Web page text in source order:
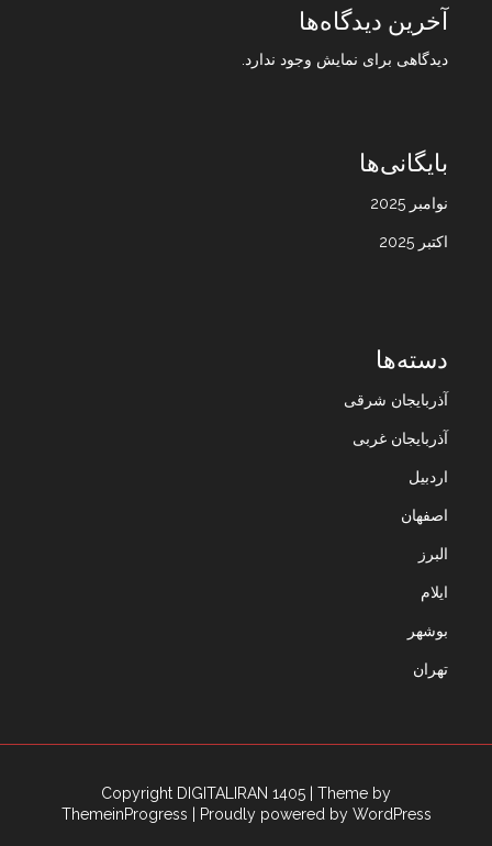
آخرین دیدگاه‌ها
دیدگاهی برای نمایش وجود ندارد.
بایگانی‌ها
نوامبر 2025
اکتبر 2025
دسته‌ها
آذربایجان شرقی
آذربایجان غربی
اردبیل
اصفهان
البرز
ایلام
بوشهر
تهران
Copyright DIGITALIRAN 1405
| Theme by
ThemeinProgress
| Proudly powered by WordPress